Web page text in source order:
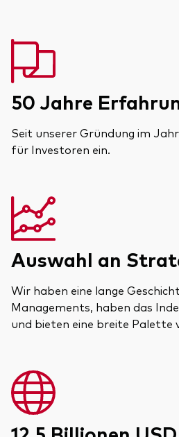
50 Jahre
Seit unserer Gründung im
für Investoren ein.
Auswahl an
Wir haben eine lange
Managements, haben das
und bieten eine breite Palette